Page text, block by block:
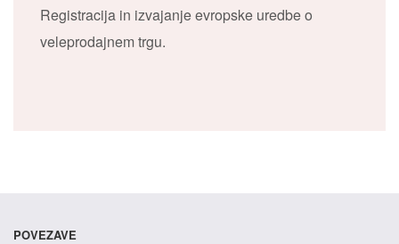
Registracija in izvajanje evropske uredbe o
veleprodajnem trgu.
POVEZAVE